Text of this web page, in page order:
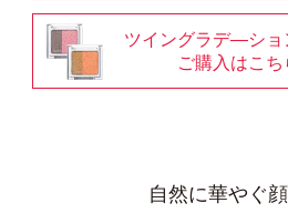
ツイングラデ―ショ
ご購入はこち
自然に華やぐ